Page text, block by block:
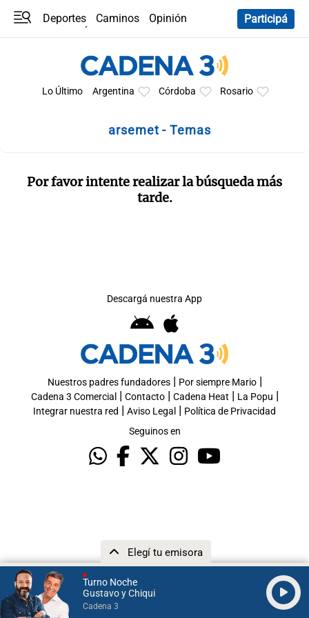
Turno Noche
Gustavo y Chiqui
Cadena 3
Elegí tu emisora
Deportes Caminos
Opinión
Participá
Lo Último Argentina Córdoba Rosario
arsemet - Temas
Por favor intente realizar la búsqueda más
tarde.
Descargá nuestra App
Nuestros padres fundadores| Por siempre Mario|
Cadena 3 Comercial | Contacto| Cadena Heat | La Popu |
Integrar nuestra red | Aviso Legal | Política de Privacidad
Seguinos en